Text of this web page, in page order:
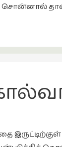
தான்